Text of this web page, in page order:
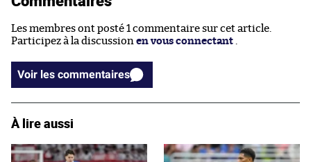
Les membres ont posté 1 commentaire sur cet article.
Participez à la discussion en vous connectant .
Voir les commentaires
À lire aussi